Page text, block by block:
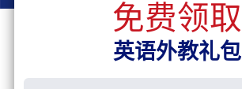
免费领取
英语外教礼包